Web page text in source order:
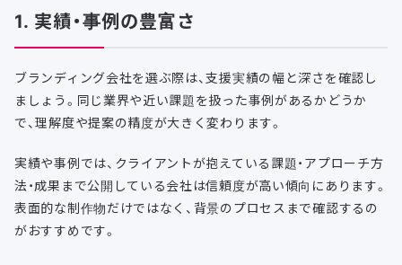
1. 実績・事例の豊富さ
ブランディング会社を選ぶ際は、支援実績の幅と深さを確認し
ましょう。同じ業界や近い課題を扱った事例があるかどうか
で、理解度や提案の精度が大きく変わります。
実績や事例では、クライアントが抱えている課題・アプローチ方
法・成果まで公開している会社は信頼度が高い傾向にあります。
表面的な制作物だけではなく、背景のプロセスまで確認するの
がおすすめです。